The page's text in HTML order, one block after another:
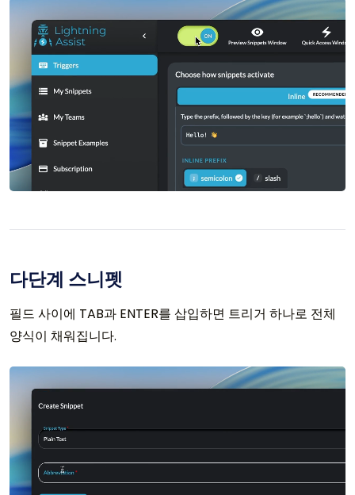
다단계 스니펫
필드 사이에 TAB과 ENTER를 삽입하면 트리거 하나로 전체
양식이 채워집니다.